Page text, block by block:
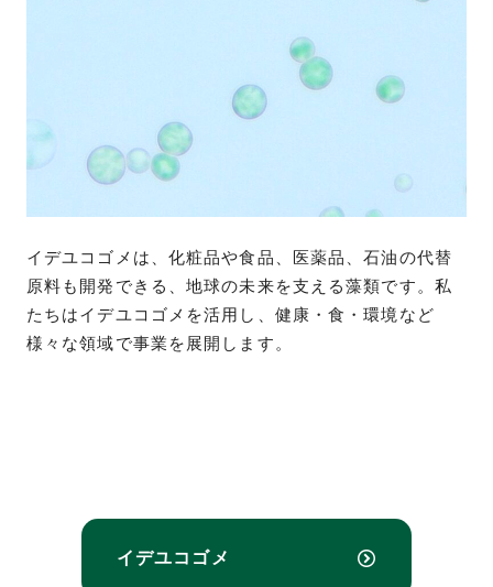
イデユコゴメは、化粧品や食品、医薬品、石油の代替
原料も開発できる、地球の未来を支える藻類です。私
たちはイデユコゴメを活用し、健康・食・環境など
様々な領域で事業を展開します。
イデユコゴメ